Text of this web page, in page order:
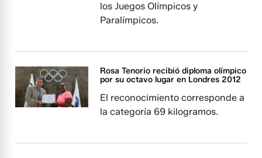
los Juegos Olímpicos y
Paralímpicos.
Rosa Tenorio recibió diploma olímpico
por su octavo lugar en Londres 2012
El reconocimiento corresponde a
la categoría 69 kilogramos.